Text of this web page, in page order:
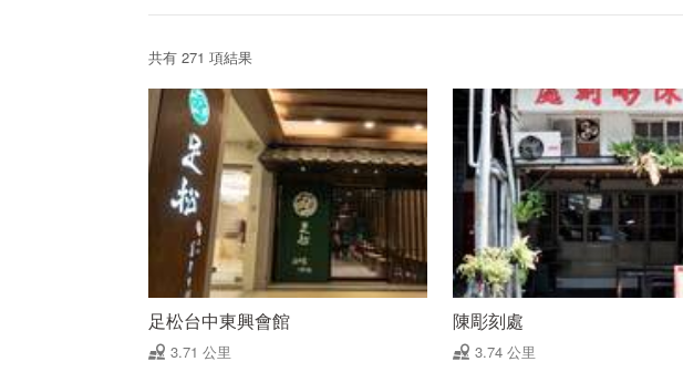
共有 271 項結果
足松台中東興會館
3.71 公里
陳彫刻處
3.74 公里